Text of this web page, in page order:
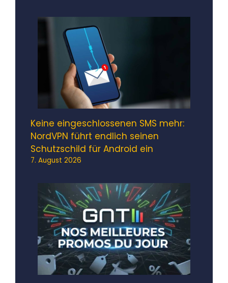
Keine eingeschlossenen SMS mehr:
NordVPN führt endlich seinen
Schutzschild für Android ein
7. August 2026